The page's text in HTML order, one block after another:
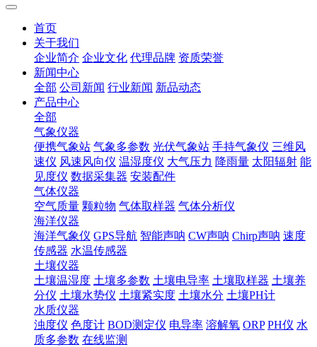
首页
关于我们
企业简介 企业文化 代理品牌 资质荣誉
新闻中心
全部 公司新闻 行业新闻 新品动态
产品中心
全部
气象仪器
便携气象站 气象多参数 光伏气象站 手持气象仪 三维风
速仪 风速风向仪 温湿度仪 大气压力 降雨量 太阳辐射 能
见度仪 数据采集器 安装配件
气体仪器
空气质量 颗粒物 气体取样器 气体分析仪
海洋仪器
海洋气象仪 GPS导航 智能声呐 CW声呐 Chirp声呐 速度
传感器 水温传感器
土壤仪器
土壤温湿度 土壤多参数 土壤电导率 土壤取样器 土壤养
分仪 土壤水势仪 土壤紧实度 土壤水分 土壤PH计
水质仪器
浊度仪 色度计 BOD测定仪 电导率 溶解氧 ORP PH仪 水
质多参数 在线监测